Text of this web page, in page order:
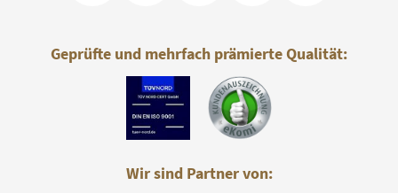
Geprüfte und mehrfach prämierte Qualität:
Wir sind Partner von: